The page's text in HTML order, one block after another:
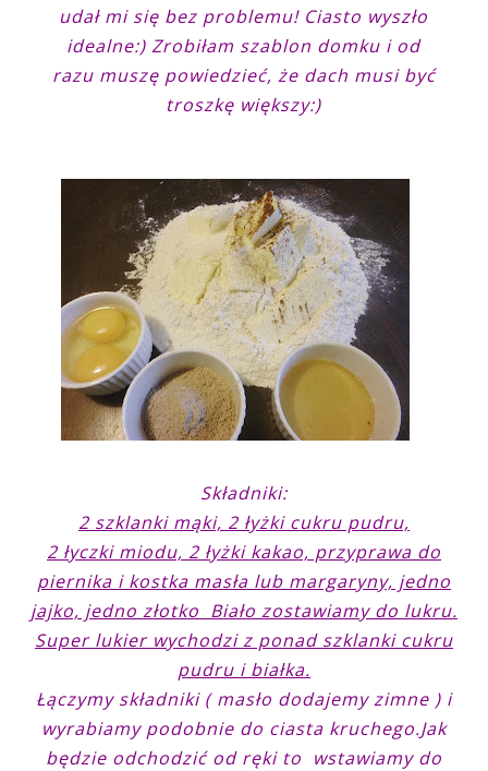
udał mi się bez problemu! Ciasto wyszło
idealne:) Zrobiłam szablon domku i od
razu muszę powiedzieć, że dach musi być
troszkę większy:)
Składniki:
2 szklanki mąki, 2 łyżki cukru pudru,
2 łyczki miodu, 2 łyżki kakao, przyprawa do
piernika i kostka masła lub margaryny, jedno
jajko, jedno złotko Biało zostawiamy do lukru.
Super lukier wychodzi z ponad szklanki cukru
pudru i białka.
Łączymy składniki ( masło dodajemy zimne ) i
wyrabiamy podobnie do ciasta kruchego.Jak
będzie odchodzić od ręki to wstawiamy do